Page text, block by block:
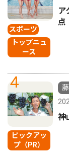
スポーツ
トップニュ
ース
ア
点
4
ピックアッ
プ（PR）
神